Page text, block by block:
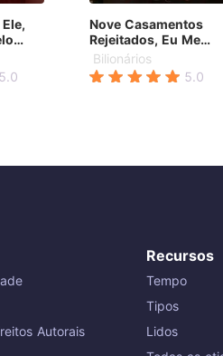
5.0
Nove Casamentos
Rejeitados, Eu Me
Casei com o Rival do
Meu Ex
Bilionários
5.0
Autorais
Recursos
Tempo
Tipos
Lidos